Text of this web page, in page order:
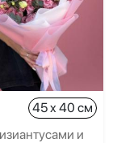
45 x 40 см
и